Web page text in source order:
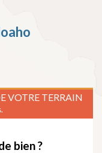
VOTRE TERRAIN
bien ?